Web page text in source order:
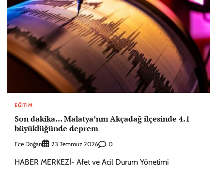
EĞITIM
Son dakika… Malatya’nın Akçadağ ilçesinde 4.1
büyüklüğünde deprem
Ece Doğan 23 Temmuz 2026 0
HABER MERKEZİ- Afet ve Acil Durum Yönetimi